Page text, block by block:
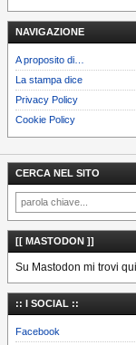
NAVIGAZIONE
A proposito di…
La stampa dice
Privacy Policy
Cookie Policy
CERCA NEL SITO
[[ MASTODON ]]
Su Mastodon mi trovi
:: I SOCIAL ::
Facebook